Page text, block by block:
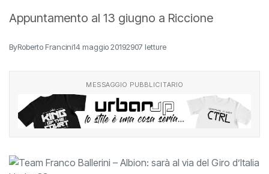
Appuntamento al 13 giugno a Riccione
ByRoberto Francini14 maggio 20192907 letture
MESSAGGIO PUBBLICITARIO